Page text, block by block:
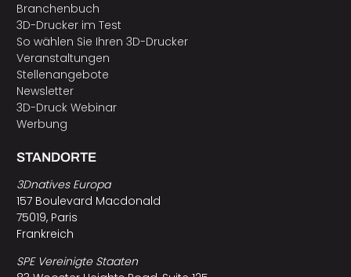
Branchenbuch
3D-Drucker im Test
So wählen Sie Ihren 3D-Drucker
Veranstaltungen
Stellenangebote
Newsletter
3D-Druck Webinar
Werbung
STANDORTE
3Dnatives Europa
157 Boulevard Macdonald
75019, Paris
Frankreich
SPE Vereinigte Staaten